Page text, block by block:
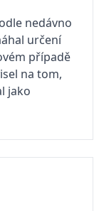
nedávno
určení
případě
na tom,
jako